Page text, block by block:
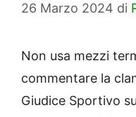
26 Marzo 2024 di
Non usa mezzi
commentare la
Giudice Sportivo